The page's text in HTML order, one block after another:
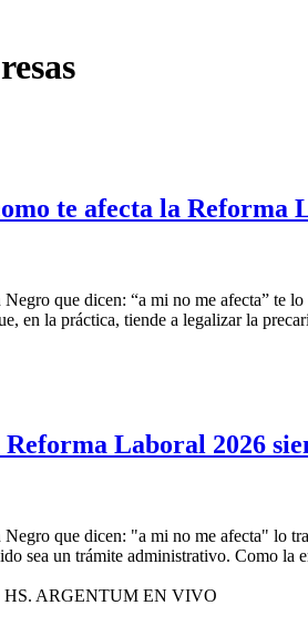
te afecta la Reforma
que dicen: “a mi no me afecta” te
en la práctica, tiende a legalizar la
Reforma Laboral 2026
que dicen: "a mi no me afecta" lo
sea un trámite administrativo. Como la
HS. ARGENTUM EN VIVO